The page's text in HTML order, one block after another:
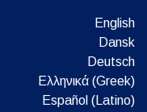
English
Dansk
Deutsch
Ελληνικά (Greek)
Español (Latino)